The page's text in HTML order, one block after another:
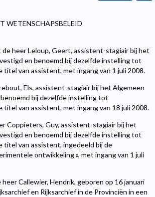
WETENSCHAPSBELEID
heer Leloup, Geert, assistent-stagiair bij het
en benoemd bij dezelfde instelling tot
van assistent, met ingang van 1 juli 2008.
Els, assistent-stagiair bij het Algemeen
bij dezelfde instelling tot
van assistent, met ingang van 18 juli 2008.
Coppieters, Guy, assistent-stagiair bij het
en benoemd bij dezelfde instelling tot
titel van assistent, ingedeeld bij de
ontwikkeling », met ingang van 1 juli
Callewier, Hendrik, geboren op 16 januari
en Rijksarchief in de Provinciën in een